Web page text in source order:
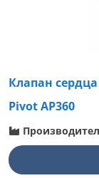
Клапан
Pivot AP360